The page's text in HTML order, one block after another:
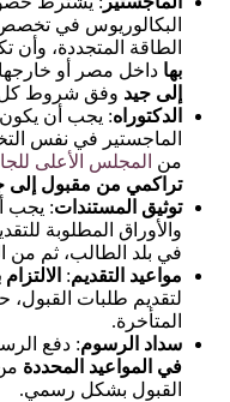
البكالوريوس في
الطاقة المتجددة، وأن
بها داخل مصر أو
إلى جيد وفق شروط كل
الدكتوراه: يجب أن
الماجستير في نفس
من المجلس الأعلى
تراكمي من مقبول إلى
توثيق المستندات: يجب
والأوراق المطلوبة
في بلد الطالب، ثم من
مواعيد التقديم:
لتقديم طلبات القبول،
المتأخرة.
سداد الرسوم: دفع
في المواعيد المحددة
القبول بشكل رسمي.